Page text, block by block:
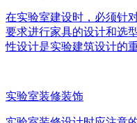
在实验室建设时，必须针
要求进行家具的设计和选
性设计是实验建筑设计的
实验室装修装饰